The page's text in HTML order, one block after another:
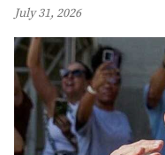
July 31, 2026